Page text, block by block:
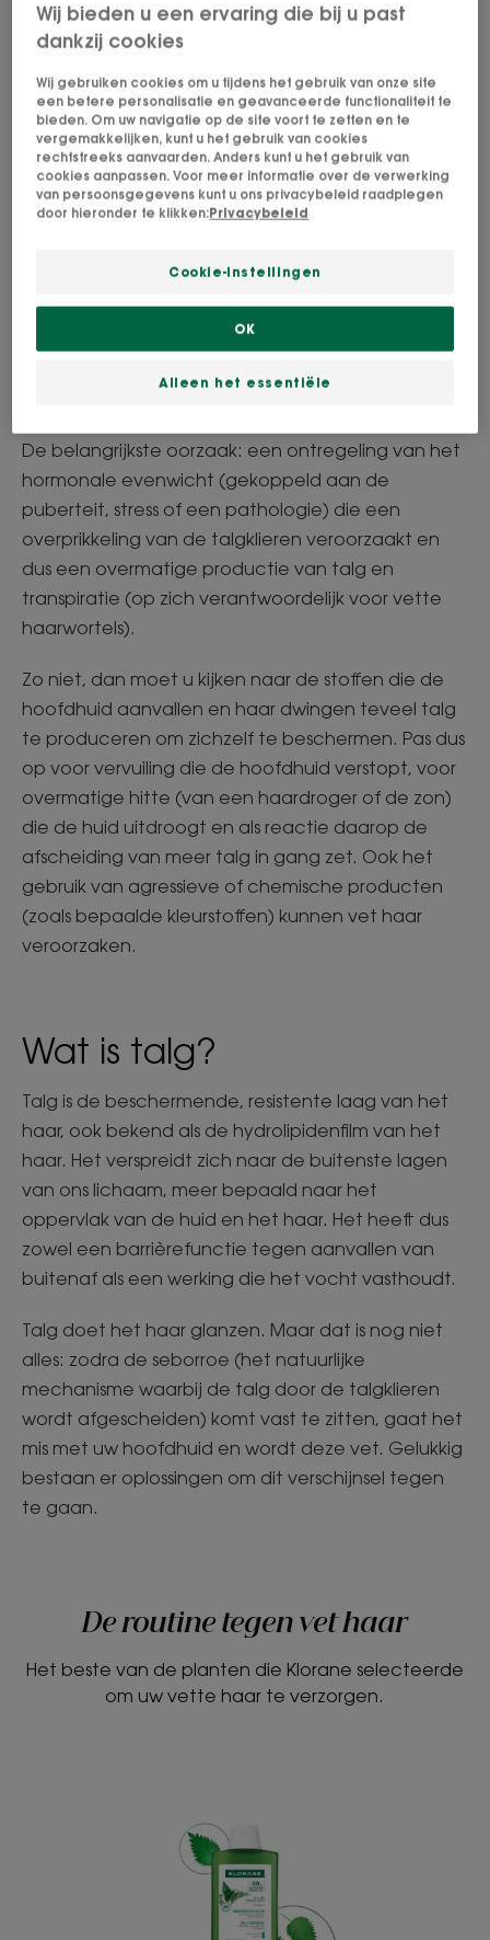
Wat veroorzaakt een
vette hoofdhuid?
Er zijn verschillende oorzaken die het teveel
aan talg dat een vette hoofdhuid veroorzaakt,
kunnen bevorderen of benadrukken
ze teveel talg die niet door de hoofdhuid kan
worden geabsorbeerd en de wortels vet maakt.
Daarom is het een must om de oorzaken van de
De belangrijkste oorzaak: een ontregeling van het
hormonale evenwicht (gekoppeld aan de
puberteit, stress of een pathologie) die een
overprikkeling van de talgklieren veroorzaakt en
dus een overmatige productie van talg en
transpiratie (op zich verantwoordelijk voor vette
haarwortels).
Zo niet, dan moet u kijken naar de stoffen die de
hoofdhuid aanvallen en haar dwingen teveel talg
te produceren om zichzelf te beschermen. Pas dus
op voor vervuiling die de hoofdhuid verstopt, voor
overmatige hitte (van een haardroger of de zon)
die de huid uitdroogt en als reactie daarop de
afscheiding van meer talg in gang zet. Ook het
gebruik van agressieve of chemische producten
(zoals bepaalde kleurstoffen) kunnen vet haar
veroorzaken.
Wat is talg?
Talg is de beschermende, resistente laag van het
haar, ook bekend als de hydrolipidenfilm van het
haar. Het verspreidt zich naar de buitenste lagen
van ons lichaam, meer bepaald naar het
oppervlak van de huid en het haar. Het heeft dus
zowel een barrièrefunctie tegen aanvallen van
buitenaf als een werking die het vocht vasthoudt.
Talg doet het haar glanzen. Maar dat is nog niet
alles: zodra de seborroe (het natuurlijke
mechanisme waarbij de talg door de talgklieren
wordt afgescheiden) komt vast te zitten, gaat het
mis met uw hoofdhuid en wordt deze vet. Gelukkig
bestaan er oplossingen om dit verschijnsel tegen
te gaan.
De routine tegen vet haar
Het beste van de planten die Klorane selecteerde
om uw vette haar te verzorgen.
BIOLOGISCHE
Brandnetel
Wij bieden u een ervaring die bij u past
dankzij cookies
Wij gebruiken cookies om u tijdens het gebruik van onze site
een betere personalisatie en geavanceerde functionaliteit te
bieden. Om uw navigatie op de site voort te zetten en te
vergemakkelijken, kunt u het gebruik van cookies
rechtstreeks aanvaarden. Anders kunt u het gebruik van
cookies aanpassen. Voor meer informatie over de verwerking
van persoonsgegevens kunt u ons privacybeleid raadplegen
door hieronder te klikken:Privacybeleid
Cookie-instellingen
Alleen het essentiële
OK